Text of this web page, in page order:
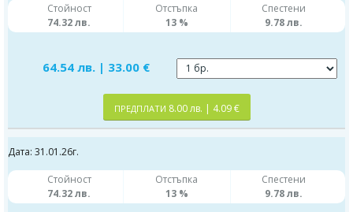
Стойност
74.32 лв.
Отстъпка
13 %
Спестени
9.78 лв.
64.54 лв. | 33.00 €
ПРЕДПЛАТИ 8.00 лв. | 4.09 €
Дата: 31.01.26г.
Стойност
74.32 лв.
Отстъпка
13 %
Спестени
9.78 лв.